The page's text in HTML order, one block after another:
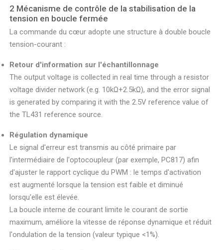
2 Mécanisme de contrôle de la stabilisation de la
tension en boucle fermée
La commande du cœur adopte une structure à double boucle
tension-courant :
Retour d'information sur l'échantillonnage
The output voltage is collected in real time through a resistor
voltage divider network (e.g. 10kΩ+2.5kΩ), and the error signal
is generated by comparing it with the 2.5V reference value of
the TL431 reference source.
Régulation dynamique
Le signal d'erreur est transmis au côté primaire par
l'intermédiaire de l'optocoupleur (par exemple, PC817) afin
d'ajuster le rapport cyclique du PWM : le temps d'activation
est augmenté lorsque la tension est faible et diminué
lorsqu'elle est élevée.
La boucle interne de courant limite le courant de sortie
maximum, améliore la vitesse de réponse dynamique et réduit
l'ondulation de la tension (valeur typique <1%).